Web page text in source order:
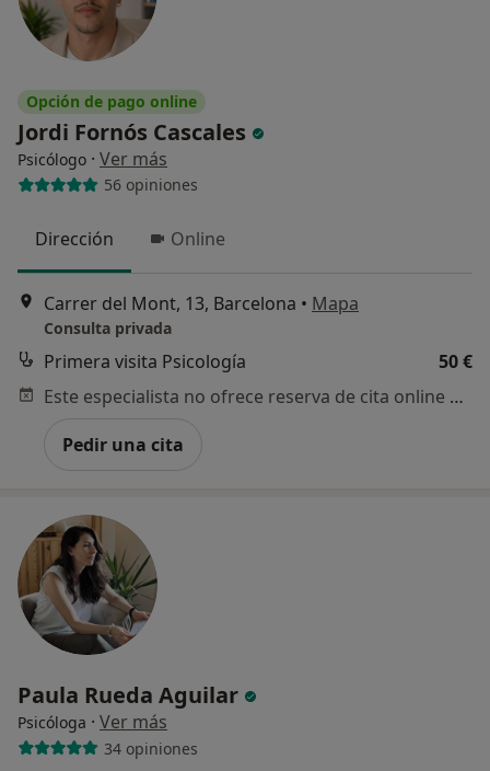
Opción de pago online
Jordi Fornós Cascales
Psicólogo · Ver más
56 opiniones
Dirección Online
Carrer del Mont, 13, Barcelona • Mapa
Consulta privada
Primera visita Psicología
50 €
Este especialista no ofrece reserva de cita online en esta dirección.
Pedir una cita
Paula Rueda Aguilar
Psicóloga · Ver más
34 opiniones